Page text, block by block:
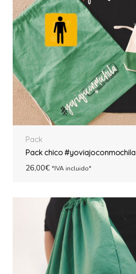
Pack
Pack chico #yoviajoconmochila
26,00€ "IVA incluido"